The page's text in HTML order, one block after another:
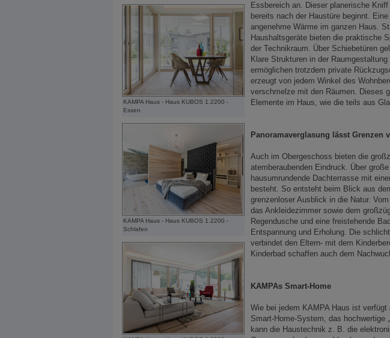
KAMPA Haus - Haus KUBOS 1.2200 -
Essen
KAMPA Haus - Haus KUBOS 1.2200 -
Schlafen
Essbereich an. Dieser planerische
bereits nach der Haustüre beginnt.
angenehme Wärme im ganzen Haus.
Haushaltsgeräte bieten die praktische
der Technikraum. Über Schiebetüren
Klare Strukturen in der
ermöglichen trotzdem private
erzeugt von jedem Winkel des
verschmelze mit den Räumen. Dieses
Elemente im Haus, wie die teils aus
Panoramaverglasung lässt Grenzen
Auch im Obergeschoss bieten die
atemberaubenden Eindruck. Über
hausumrundende Dachterrasse mit
besteht. So entsteht beim Blick aus
grenzenloser Ausblick in die Natur.
das Ankleidezimmer sowie dem
Regendusche und eine freistehende
Entspannung und Erholung. Die
verbindet den Eltern- mit dem
Kinderbad schaffen auch dem
KAMPAs Smart-Home
Wie bei jedem KAMPA Haus ist
Smart-Home-System, das hochwertige
kann die Haustechnik z. B. die